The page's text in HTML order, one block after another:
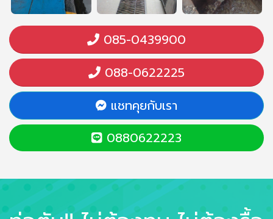
085-0439900
088-0622225
แชทคุยกับเรา
0880622223